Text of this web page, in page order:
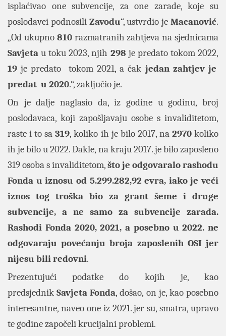
isplaćivao one subvencije, za one zarade, koje su
poslodavci podnosili Zavodu“, ustvrdio jeMacanović.
„Od ukupno 810 razmatranih zahtjeva na sjednicama
Savjeta u toku 2023, njih 298 je predato tokom 2022,
19 je predato tokom 2021, a čak jedan zahtjev je
predat u 2020.“, zaključio je.
On je dalje naglasio da, iz godine u godinu, broj
poslodavaca, koji zapošljavaju osobe s invaliditetom,
raste i to sa319, koliko ih je bilo 2017, na 2970koliko
ih je bilo u 2022. Dakle, na kraju 2017. je bilo zaposleno
319 osoba s invaliditetom,što je odgovaralo rashodu
Fonda u iznosu od 5.299.282,92 evra, iako je veći
iznos tog troška bio za grant šeme i druge
subvencije, a ne samo za subvencije zarada.
Rashodi Fonda 2020, 2021, a posebno u 2022. ne
odgovaraju povećanju broja zaposlenih OSI jer
nijesu bili redovni.
Prezentujući podatke do kojih je, kao
predsjednikSavjeta Fonda, došao, on je, kao posebno
interesantne, naveo one iz 2021. jer su, smatra, upravo
te godine započeli krucijalni problemi.